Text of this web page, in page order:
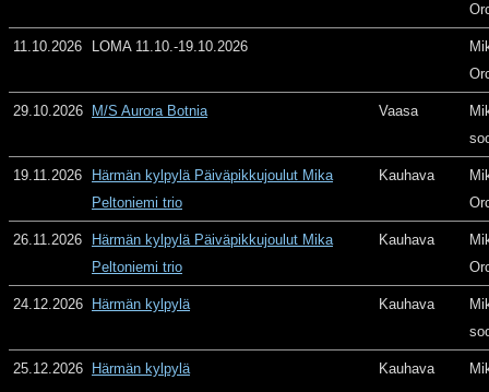
11.10.2026 LOMA 11.10.-19.10.2026
29.10.2026 M/S Aurora Botnia Vaasa
19.11.2026
Härmän kylpylä Päiväpikkujoulut Mika
Peltoniemi trio
Kauhava
26.11.2026
Härmän kylpylä Päiväpikkujoulut Mika
Peltoniemi trio
Kauhava
24.12.2026 Härmän kylpylä Kauhava
25.12.2026 Härmän kylpylä Kauhava